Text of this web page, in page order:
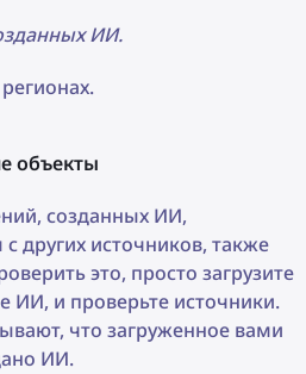
ИИ.
объекты
созданных ИИ,
других источников, также
это, просто загрузите
ИИ, и проверьте источники.
что загруженное вами
ИИ.